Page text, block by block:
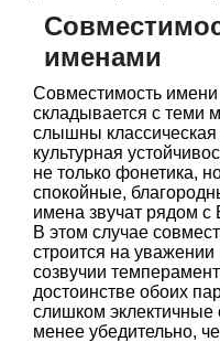
именами
Совместимость
складывается с теми
слышны
культурная
не только фонетика,
спокойные,
имена звучат рядом с
В этом случае
строится на уважении
созвучии
достоинстве обоих
слишком эклектичные
менее убедительно,